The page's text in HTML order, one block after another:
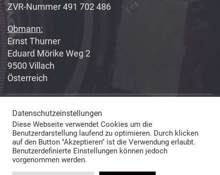
ZVR-Nummer 491 702 486
Obmann:
Ernst Thurner
Eduard Mörike Weg 2
9500 Villach
Österreich
Copyright 2017-2018Fabian Geissler (Webseitendesign)
und Film- und Videoklub Villach (Inhalte) © All Rights Reserved
Datenschutzeinstellungen
Diese Webseite verwendet Cookies um die
Benutzerdarstellung laufend zu optimieren. Durch klicken
auf den Button "Akzeptieren" ist die Verwendung erlaubt.
Benutzerdefinierte Einstellungen können jedoch
vorgenommen werden.